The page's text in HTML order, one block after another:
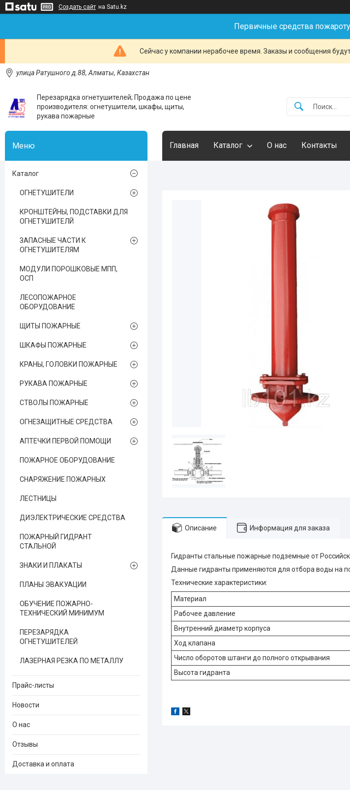
Создать сайт на Satu.kz
Первичные средства
Сейчас у компании нерабочее время. Заказы и сообщения
улица Ратушного д.88, Алматы, Казахстан
Перезарядка огнетушителей; Продажа по цене
производителя: огнетушители, шкафы, щиты,
рукава пожарные
Главная Каталог О нас Контакты
Описание Информация для заказа
Гидранты стальные пожарные подземные от
Данные гидранты применяются для отбора воды на
Технические характеристики:
Материал
Рабочее давление
Внутренний диаметр корпуса
Ход клапана
Число оборотов штанги до полного открывания
Высота гидранта
Каталог
ОГНЕТУШИТЕЛИ
КРОНШТЕЙНЫ, ПОДСТАВКИ ДЛЯ
ОГНЕТУШИТЕЛЙ
ЗАПАСНЫЕ ЧАСТИ К
ОГНЕТУШИТЕЛЯМ
МОДУЛИ ПОРОШКОВЫЕ МПП,
ОСП
ЛЕСОПОЖАРНОЕ
ОБОРУДОВАНИЕ
ЩИТЫ ПОЖАРНЫЕ
ШКАФЫ ПОЖАРНЫЕ
КРАНЫ, ГОЛОВКИ ПОЖАРНЫЕ
РУКАВА ПОЖАРНЫЕ
СТВОЛЫ ПОЖАРНЫЕ
ОГНЕЗАЩИТНЫЕ СРЕДСТВА
АПТЕЧКИ ПЕРВОЙ ПОМОЩИ
ПОЖАРНОЕ ОБОРУДОВАНИЕ
СНАРЯЖЕНИЕ ПОЖАРНЫХ
ЛЕСТНИЦЫ
ДИЭЛЕКТРИЧЕСКИЕ СРЕДСТВА
ПОЖАРНЫЙ ГИДРАНТ
СТАЛЬНОЙ
ЗНАКИ И ПЛАКАТЫ
ПЛАНЫ ЭВАКУАЦИИ
ОБУЧЕНИЕ ПОЖАРНО-
ТЕХНИЧЕСКИЙ МИНИМУМ
ПЕРЕЗАРЯДКА
ОГНЕТУШИТЕЛЕЙ
ЛАЗЕРНАЯ РЕЗКА ПО МЕТАЛЛУ
Прайс-листы
Новости
О нас
Отзывы
Доставка и оплата